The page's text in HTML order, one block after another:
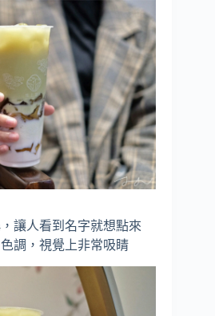
讓人看到名字就想點來
調，視覺上非常吸睛